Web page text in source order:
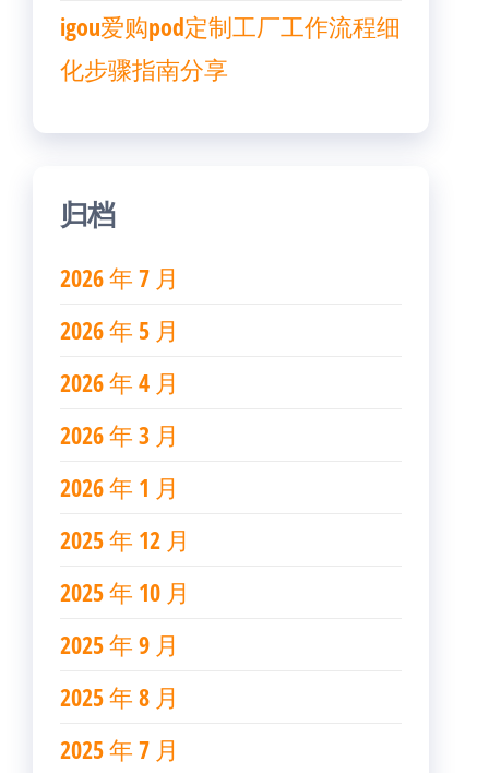
igou爱购pod定制工厂工作流程细
化步骤指南分享
归档
2026 年 7 月
2026 年 5 月
2026 年 4 月
2026 年 3 月
2026 年 1 月
2025 年 12 月
2025 年 10 月
2025 年 9 月
2025 年 8 月
2025 年 7 月